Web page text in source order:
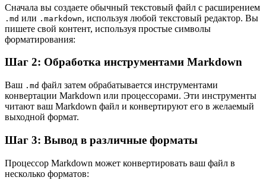
Сначала вы создаете обычный текстовый файл с расширением
.md или .markdown, используя любой текстовый редактор. Вы
пишете свой контент, используя простые символы
форматирования:
Шаг 2: Обработка инструментами Markdown
Ваш .md файл затем обрабатывается инструментами
конвертации Markdown или процессорами. Эти инструменты
читают ваш Markdown файл и конвертируют его в желаемый
выходной формат.
Шаг 3: Вывод в различные форматы
Процессор Markdown может конвертировать ваш файл в
несколько форматов: